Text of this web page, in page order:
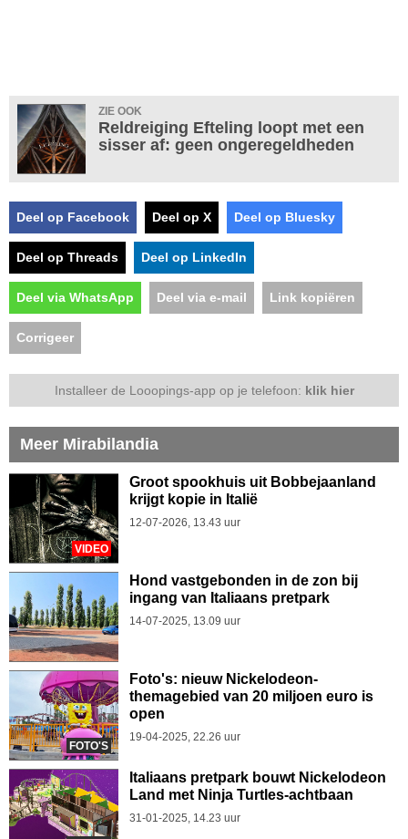
ZIE OOK
Reldreiging Efteling loopt met een
sisser af: geen ongeregeldheden
Deel op Facebook Deel op X Deel op Bluesky
Deel op Threads Deel op LinkedIn
Deel via WhatsApp Deel via e-mail Link kopiëren
Corrigeer
Installeer de Looopings-app op je telefoon: klik hier
Meer Mirabilandia
VIDEO
Groot spookhuis uit Bobbejaanland
krijgt kopie in Italië
12-07-2026, 13.43 uur
Hond vastgebonden in de zon bij
ingang van Italiaans pretpark
14-07-2025, 13.09 uur
FOTO'S
Foto's: nieuw Nickelodeon-
themagebied van 20 miljoen euro is
open
19-04-2025, 22.26 uur
Italiaans pretpark bouwt Nickelodeon
Land met Ninja Turtles-achtbaan
31-01-2025, 14.23 uur